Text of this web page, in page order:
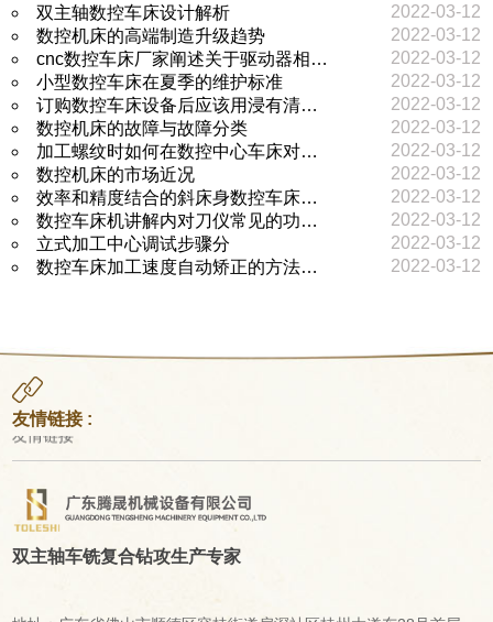
双主轴数控车床设计解析
2022-03-12
数控机床的高端制造升级趋势
2022-03-12
cnc数控车床厂家阐述关于驱动器相…
2022-03-12
小型数控车床在夏季的维护标准
2022-03-12
订购数控车床设备后应该用浸有清…
2022-03-12
数控机床的故障与故障分类
2022-03-12
加工螺纹时如何在数控中心车床对…
2022-03-12
数控机床的市场近况
2022-03-12
效率和精度结合的斜床身数控车床…
2022-03-12
数控车床机讲解内对刀仪常见的功…
2022-03-12
立式加工中心调试步骤分
2022-03-12
数控车床加工速度自动矫正的方法…
2022-03-12
友情链接 :
友情链接
双主轴车铣复合钻攻生产专家